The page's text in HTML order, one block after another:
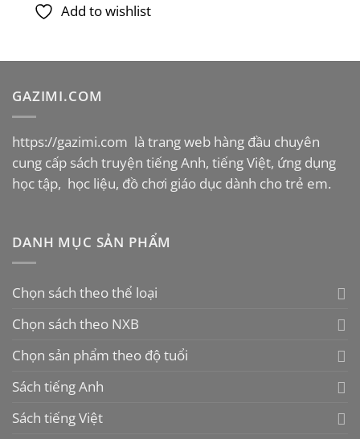
Add to wishlist
GAZIMI.COM
https://gazimi.com là trang web hàng đầu chuyên
cung cấp sách truyện tiếng Anh, tiếng Việt, ứng dụng
học tập, học liệu, đồ chơi giáo dục dành cho trẻ em.
DANH MỤC SẢN PHẨM
Chọn sách theo thể loại
Chọn sách theo NXB
Chọn sản phẩm theo độ tuổi
Sách tiếng Anh
Sách tiếng Việt